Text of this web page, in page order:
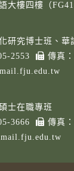
大樓四樓（
研究博士班、
2553
傳真
士在職專班
3666
傳真